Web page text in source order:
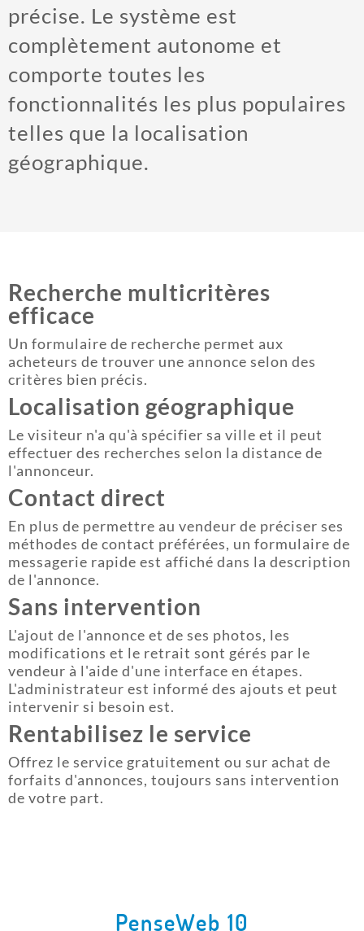
précise. Le système est
complètement autonome et
comporte toutes les
fonctionnalités les plus populaires
telles que la localisation
géographique.
Recherche multicritères
efficace
Un formulaire de recherche permet aux
acheteurs de trouver une annonce selon des
critères bien précis.
Localisation géographique
Le visiteur n'a qu'à spécifier sa ville et il peut
effectuer des recherches selon la distance de
l'annonceur.
Contact direct
En plus de permettre au vendeur de préciser ses
méthodes de contact préférées, un formulaire de
messagerie rapide est affiché dans la description
de l'annonce.
Sans intervention
L'ajout de l'annonce et de ses photos, les
modifications et le retrait sont gérés par le
vendeur à l'aide d'une interface en étapes.
L'administrateur est informé des ajouts et peut
intervenir si besoin est.
Rentabilisez le service
Offrez le service gratuitement ou sur achat de
forfaits d'annonces, toujours sans intervention
de votre part.
PenseWeb 10